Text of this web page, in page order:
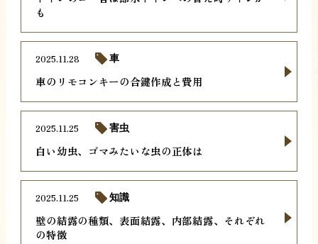
も
車のリモコンキーの合鍵作成と費用
2025.11.28 車
白い幼虫、ゴマみたいな虫の正体は
2025.11.25 害虫
壁の結露の種類、表面結露、内部結露、それぞれ
の特徴
2025.11.25 知識